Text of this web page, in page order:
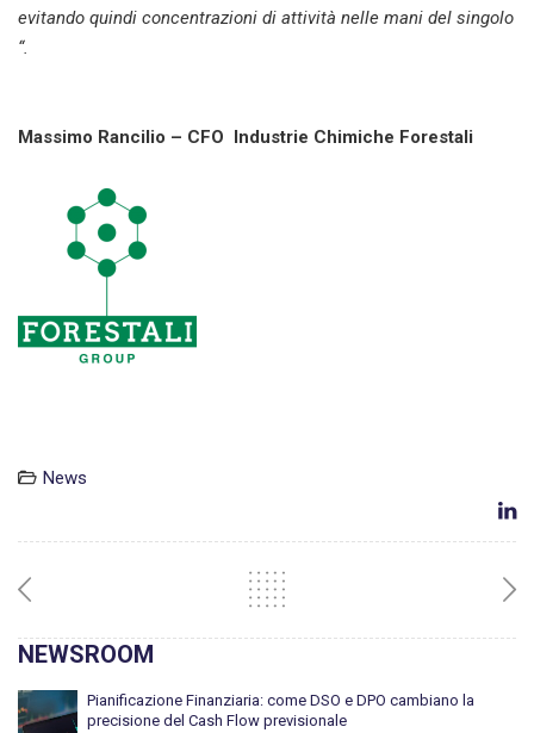
evitando quindi concentrazioni di attività nelle mani del singolo
“.
Massimo Rancilio – CFO Industrie Chimiche Forestali
News
NEWSROOM
Pianificazione Finanziaria: come DSO e DPO cambiano la
precisione del Cash Flow previsionale